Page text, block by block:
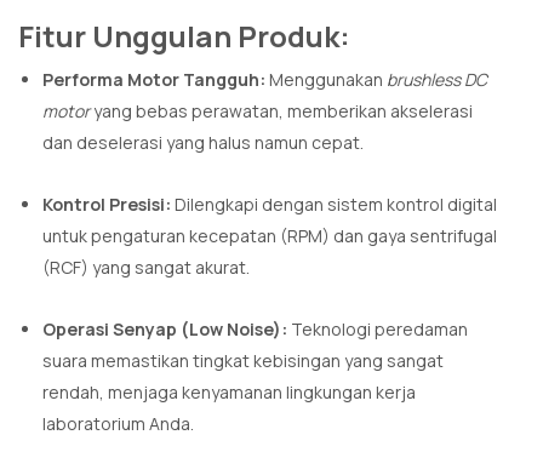
Fitur Unggulan Produk:
Performa Motor Tangguh: Menggunakan brushless DC
motoryang bebas perawatan, memberikan akselerasi
dan deselerasi yang halus namun cepat.
Kontrol Presisi: Dilengkapi dengan sistem kontrol digital
untuk pengaturan kecepatan (RPM) dan gaya sentrifugal
(RCF) yang sangat akurat.
Operasi Senyap (Low Noise): Teknologi peredaman
suara memastikan tingkat kebisingan yang sangat
rendah, menjaga kenyamanan lingkungan kerja
laboratorium Anda.